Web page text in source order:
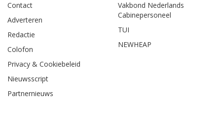
Contact
Adverteren
Redactie
Colofon
Privacy & Cookiebeleid
Nieuwsscript
Partnernieuws
Vakbond Nederlands
Cabinepersoneel
TUI
NEWHEAP